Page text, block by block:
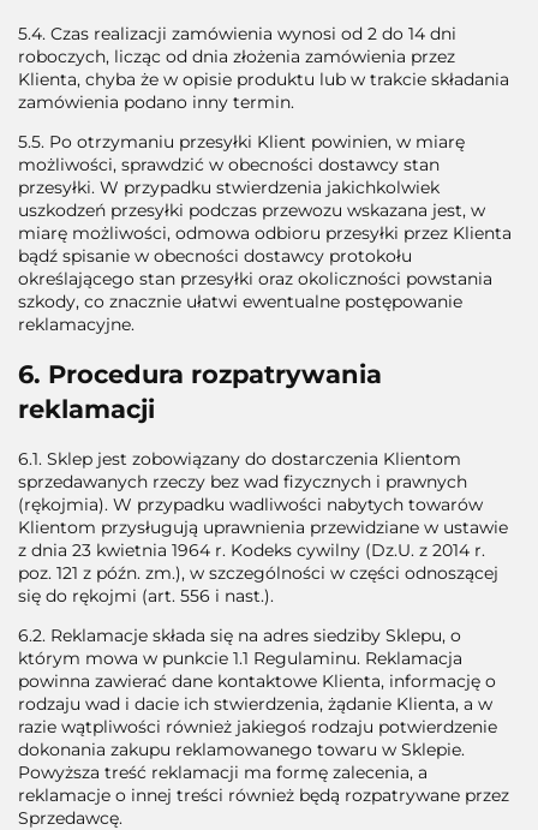
5.4. Czas realizacji zamówienia wynosi od 2 do 14 dni
roboczych, licząc od dnia złożenia zamówienia przez
Klienta, chyba że w opisie produktu lub w trakcie składania
zamówienia podano inny termin.
5.5. Po otrzymaniu przesyłki Klient powinien, w miarę
możliwości, sprawdzić w obecności dostawcy stan
przesyłki. W przypadku stwierdzenia jakichkolwiek
uszkodzeń przesyłki podczas przewozu wskazana jest, w
miarę możliwości, odmowa odbioru przesyłki przez Klienta
bądź spisanie w obecności dostawcy protokołu
określającego stan przesyłki oraz okoliczności powstania
szkody, co znacznie ułatwi ewentualne postępowanie
reklamacyjne.
6. Procedura rozpatrywania
reklamacji
6.1. Sklep jest zobowiązany do dostarczenia Klientom
sprzedawanych rzeczy bez wad fizycznych i prawnych
(rękojmia). W przypadku wadliwości nabytych towarów
Klientom przysługują uprawnienia przewidziane w ustawie
z dnia 23 kwietnia 1964 r. Kodeks cywilny (Dz.U. z 2014 r.
poz. 121 z późn. zm.), w szczególności w części odnoszącej
się do rękojmi (art. 556 i nast.).
6.2. Reklamacje składa się na adres siedziby Sklepu, o
którym mowa w punkcie 1.1 Regulaminu. Reklamacja
powinna zawierać dane kontaktowe Klienta, informację o
rodzaju wad i dacie ich stwierdzenia, żądanie Klienta, a w
razie wątpliwości również jakiegoś rodzaju potwierdzenie
dokonania zakupu reklamowanego towaru w Sklepie.
Powyższa treść reklamacji ma formę zalecenia, a
reklamacje o innej treści również będą rozpatrywane przez
Sprzedawcę.